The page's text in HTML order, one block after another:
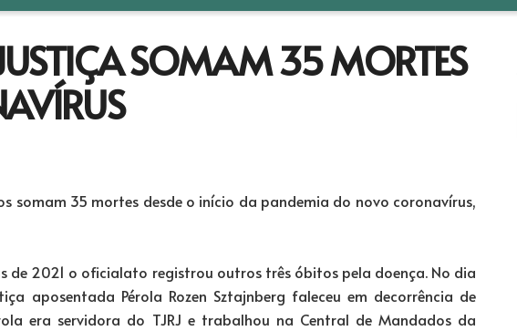
SOMAM 35 MORTES
somam 35 mortes desde o início da pandemia do novo coronavírus,
de 2021 o oficialato registrou outros três óbitos pela doença. No dia
aposentada Pérola Rozen Sztajnberg faleceu em decorrência de
era servidora do TJRJ e trabalhou na Central de Mandados da